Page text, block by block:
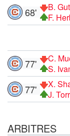
B.
F.
68'
C.
S.
77'
X.
J.
77'
ARBITRES